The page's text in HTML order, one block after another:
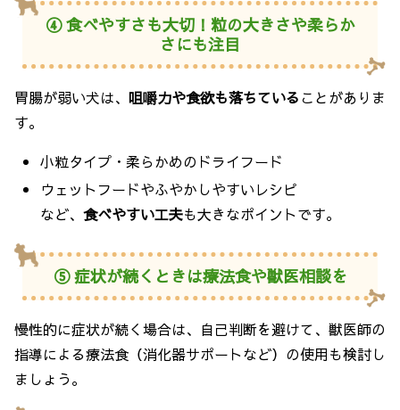
④ 食べやすさも大切！粒の大きさや柔らか
さにも注目
胃腸が弱い犬は、 咀嚼力や食欲も落ちていることがありま
す。
小粒タイプ・柔らかめのドライフード
ウェットフードやふやかしやすいレシピ
など、食べやすい工夫も大きなポイントです。
⑤ 症状が続くときは療法食や獣医相談を
慢性的に症状が続く場合は、自己判断を避けて、獣医師の
指導による療法食（消化器サポートなど）の使用も検討し
ましょう。